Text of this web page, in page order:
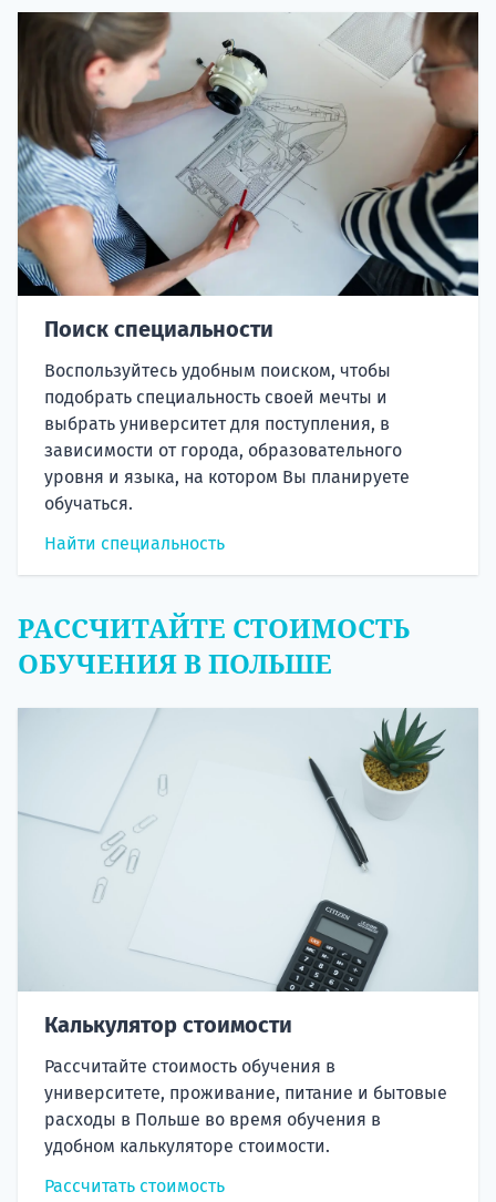
Поиск специальности
Воспользуйтесь удобным поиском, чтобы
подобрать специальность своей мечты и
выбрать университет для поступления, в
зависимости от города, образовательного
уровня и языка, на котором Вы планируете
обучаться.
Найти специальность
РАССЧИТАЙТЕ СТОИМОСТЬ
ОБУЧЕНИЯ В ПОЛЬШЕ
Калькулятор стоимости
Рассчитайте стоимость обучения в
университете, проживание, питание и бытовые
расходы в Польше во время обучения в
удобном калькуляторе стоимости.
Рассчитать стоимость